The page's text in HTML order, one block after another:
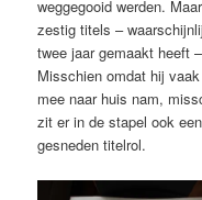
weggegooid werden.
zestig titels –
twee jaar gemaakt heeft
Misschien omdat hij
mee naar huis nam,
zit er in de stapel ook
gesneden titelrol.